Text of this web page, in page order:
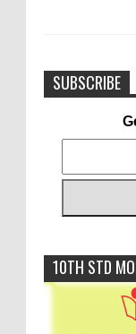
SUBSCRIBE
10TH STD